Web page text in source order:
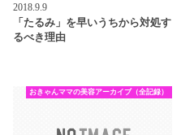
2018.9.9
「たるみ」を早いうちから対処す
るべき理由
おきゃんママの美容アーカイブ（全記録）